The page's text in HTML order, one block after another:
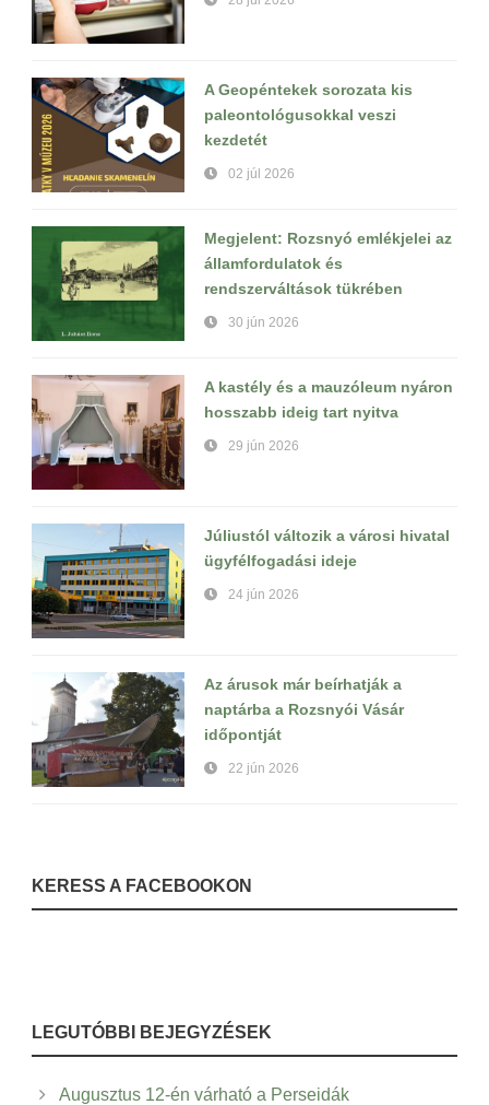
A Geopéntekek sorozata kis
paleontológusokkal veszi
kezdetét
02 júl 2026
Megjelent: Rozsnyó emlékjelei az
államfordulatok és
rendszerváltások tükrében
30 jún 2026
A kastély és a mauzóleum nyáron
hosszabb ideig tart nyitva
29 jún 2026
Júliustól változik a városi hivatal
ügyfélfogadási ideje
24 jún 2026
Az árusok már beírhatják a
naptárba a Rozsnyói Vásár
időpontját
22 jún 2026
KERESS A FACEBOOKON
LEGUTÓBBI BEJEGYZÉSEK
Augusztus 12-én várható a Perseidák